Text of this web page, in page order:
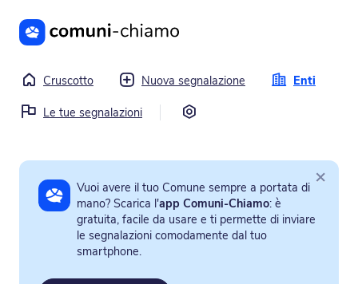
Vai al contenuto principale
Cruscotto Nuova segnalazione
Enti
Le tue segnalazioni
Vuoi avere il tuo Comune sempre a portata di
mano? Scarica l'app Comuni-Chiamo: è
gratuita, facile da usare e ti permette di inviare
le segnalazioni comodamente dal tuo
smartphone.
×